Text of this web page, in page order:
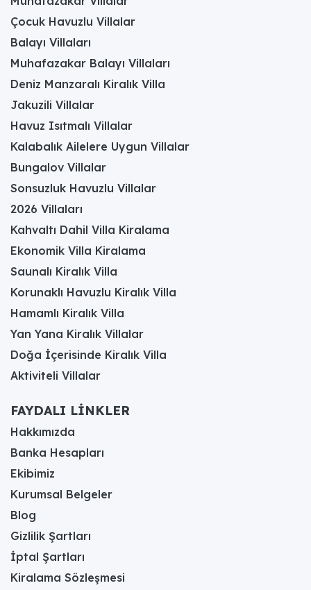
Çocuk Havuzlu Villalar
Balayı Villaları
Muhafazakar Balayı Villaları
Deniz Manzaralı Kiralık Villa
Jakuzili Villalar
Havuz Isıtmalı Villalar
Kalabalık Ailelere Uygun Villalar
Bungalov Villalar
Sonsuzluk Havuzlu Villalar
2026 Villaları
Kahvaltı Dahil Villa Kiralama
Ekonomik Villa Kiralama
Saunalı Kiralık Villa
Korunaklı Havuzlu Kiralık Villa
Hamamlı Kiralık Villa
Yan Yana Kiralık Villalar
Doğa İçerisinde Kiralık Villa
Aktiviteli Villalar
FAYDALI LİNKLER
Hakkımızda
Banka Hesapları
Ekibimiz
Kurumsal Belgeler
Blog
Gizlilik Şartları
İptal Şartları
Kiralama Sözleşmesi